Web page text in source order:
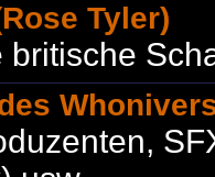
Tyler)
britische